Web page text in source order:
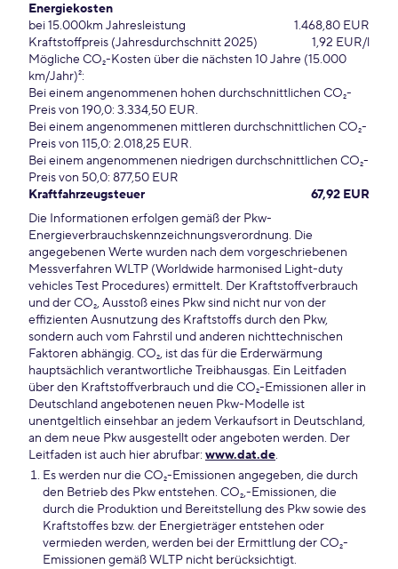
Energiekosten
bei 15.000km Jahresleistung
1.468,80 EUR
Kraftstoffpreis (Jahresdurchschnitt 2025)
1,92 EUR/l
Mögliche CO₂-Kosten über die nächsten 10 Jahre (15.000
km/Jahr)²:
Bei einem angenommenen hohen durchschnittlichen CO₂-
Preis von 190,0: 3.334,50 EUR.
Bei einem angenommenen mittleren durchschnittlichen CO₂-
Preis von 115,0: 2.018,25 EUR.
Bei einem angenommenen niedrigen durchschnittlichen CO₂-
Preis von 50,0: 877,50 EUR
Kraftfahrzeugsteuer
67,92 EUR
Die Informationen erfolgen gemäß der Pkw-
Energieverbrauchskennzeichnungsverordnung. Die
angegebenen Werte wurden nach dem vorgeschriebenen
Messverfahren WLTP (Worldwide harmonised Light-duty
vehicles Test Procedures) ermittelt. Der Kraftstoffverbrauch
und der CO₂, Ausstoß eines Pkw sind nicht nur von der
effizienten Ausnutzung des Kraftstoffs durch den Pkw,
sondern auch vom Fahrstil und anderen nichttechnischen
Faktoren abhängig. CO₂, ist das für die Erderwärmung
hauptsächlich verantwortliche Treibhausgas. Ein Leitfaden
über den Kraftstoffverbrauch und die CO₂-Emissionen aller in
Deutschland angebotenen neuen Pkw-Modelle ist
unentgeltlich einsehbar an jedem Verkaufsort in Deutschland,
an dem neue Pkw ausgestellt oder angeboten werden. Der
Leitfaden ist auch hier abrufbar: www.dat.de.
Es werden nur die CO₂-Emissionen angegeben, die durch
den Betrieb des Pkw entstehen. CO₂,-Emissionen, die
durch die Produktion und Bereitstellung des Pkw sowie des
Kraftstoffes bzw. der Energieträger entstehen oder
vermieden werden, werden bei der Ermittlung der CO₂-
Emissionen gemäß WLTP nicht berücksichtigt.